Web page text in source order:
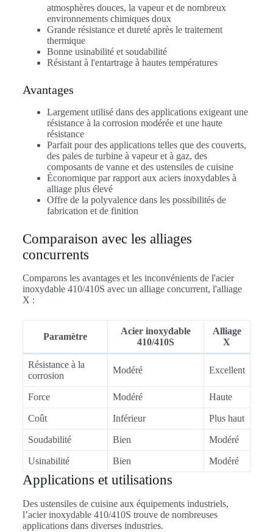
atmosphères douces, la vapeur et de nombreux
environnements chimiques doux
Grande résistance et dureté après le traitement
thermique
Bonne usinabilité et soudabilité
Résistant à l'entartrage à hautes températures
Avantages
Largement utilisé dans des applications exigeant une
résistance à la corrosion modérée et une haute
résistance
Parfait pour des applications telles que des couverts,
des pales de turbine à vapeur et à gaz, des
composants de vanne et des ustensiles de cuisine
Économique par rapport aux aciers inoxydables à
alliage plus élevé
Offre de la polyvalence dans les possibilités de
fabrication et de finition
Comparaison avec les alliages
concurrents
Comparons les avantages et les inconvénients de l'acier
inoxydable 410/410S avec un alliage concurrent, l'alliage
X :
Paramètre
Acier inoxydable
410/410S
Alliage
X
Résistance à la
corrosion
Modéré Excellent
Force Modéré Haute
Coût Inférieur Plus haut
Soudabilité Bien Modéré
Usinabilité Bien Modéré
Applications et utilisations
Des ustensiles de cuisine aux équipements industriels,
l’acier inoxydable 410/410S trouve de nombreuses
applications dans diverses industries.